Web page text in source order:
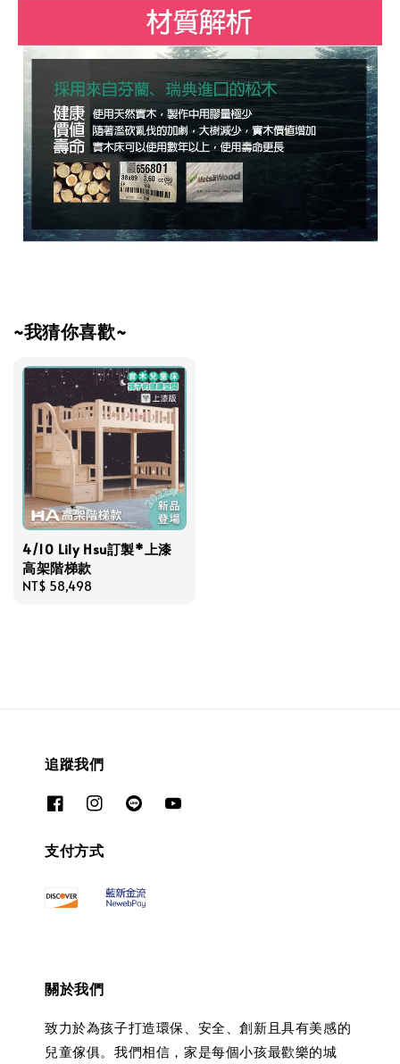
~我猜你喜歡~
4/10 Lily Hsu訂製*上漆
高架階梯款
Regular
NT$ 58,498
追蹤我們
支付方式
關於我們
致力於為孩子打造環保、安全、創新且具有美感的
兒童傢俱。我們相信，家是每個小孩最歡樂的城